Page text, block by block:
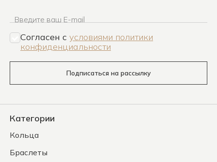
Введите ваш E-mail
Согласен c условиями политики
конфиденциальности
Подписаться на рассылку
Категории
Кольца
Браслеты